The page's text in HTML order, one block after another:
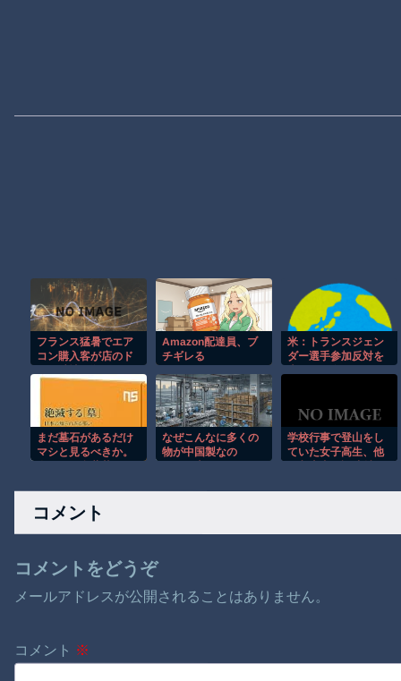
フランス猛暑でエア
コン購入客が店のド
Amazon配達員、ブ
チギレる
米：トランスジェン
ダー選手参加反対を
（？）肘鉄を顔面に
食らう[海外の反応]
まだ墓石があるだけ
マシと見るべきか。
なぜこんなに多くの
物が中国製なの
学校行事で登山をし
ていた女子高生、他
を浴びて救急搬送
コメント
コメントをどうぞ
メールアドレスが公開されることはありません。
コメント ※